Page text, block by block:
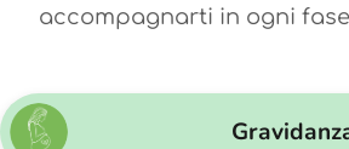
accompagnarti in ogni